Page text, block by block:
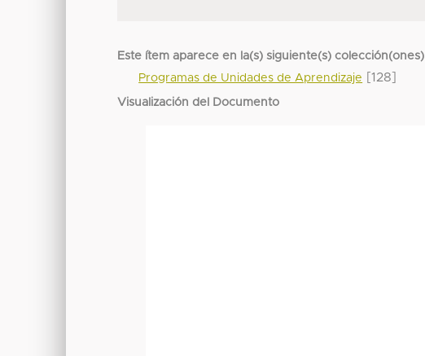
Este ítem aparece en la(s) siguiente(s) colección(ones)
Programas de Unidades de Aprendizaje
[128]
Visualización del Documento